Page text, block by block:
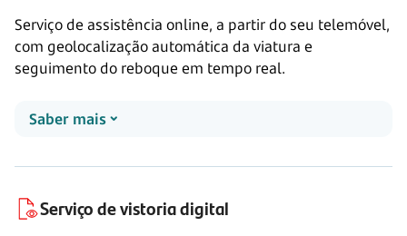
Serviço de assistência online, a partir do seu telemóvel,
com geolocalização automática da viatura e
seguimento do reboque em tempo real.
Saber mais
Serviço de vistoria digital